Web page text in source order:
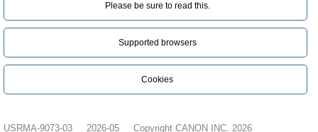
Please be sure to read this.‎
Supported browsers
Cookies
USRMA-9073-03 2026-05 Copyright CANON INC. 2026